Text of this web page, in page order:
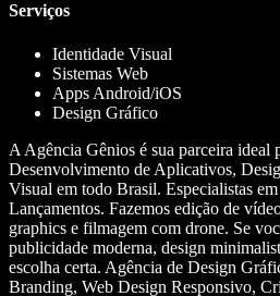
Serviços
Identidade Visual
Sistemas Web
Apps Android/iOS
Design Gráfico
A Agência Gênios é sua parceira ideal
Desenvolvimento de Aplicativos,
Visual em todo Brasil. Especialistas
Lançamentos. Fazemos edição de
graphics e filmagem com drone. Se
publicidade moderna, design
escolha certa. Agência de Design
Branding, Web Design Responsivo,